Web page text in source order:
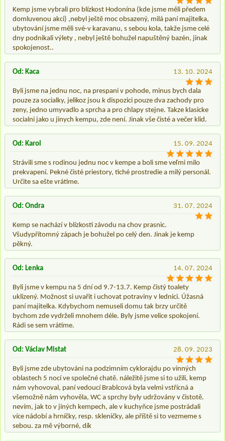
Kemp jsme vybrali pro blízkost Hodonína (kde jsme měli předem
domluvenou akci) ,nebyl ještě moc obsazený, milá paní majitelka,
ubytování jsme měli své-v karavanu, s sebou kola, takže jsme celé
dny podnikali výlety , nebyl ještě bohužel napuštěný bazén, jinak
spokojenost..
13. 10. 2024
Od: Kaca
Byli jsme na jednu noc, na prespani v pohode, minus bych dala
pouze za socialky, jelikoz jsou k dispozici pouze dva zachody pro
zeny, jedno umyvadlo a sprcha a pro chlapy stejne. Takze klasicke
socialni jako u jinych kempu, zde není. Jinak vše čisté a večer klid.
15. 09. 2024
Od: Karol
Strávili sme s rodinou jednu noc v kempe a boli sme veľmi milo
prekvapení. Pekné čisté priestory, tiché prostredie a milý personál.
Určite sa ešte vrátime.
31. 07. 2024
Od: Ondra
Kemp se nachází v blízkosti závodu na chov prasnic.
Všudypřítomný zápach je bohužel po celý den. Jinak je kemp
pěkný.
14. 07. 2024
Od: Lenka
Byli jsme v kempu na 5 dní od 9.7-13.7. Kemp čistý toalety
uklizený. Možnost si uvařit i uchovat potraviny v lednici. Úžasná
paní majitelka. Kdybychom nemuseli domu tak brzy určitě
bychom zde vydrželi mnohem déle. Byly jsme velice spokojení.
Rádi se sem vrátíme.
28. 09. 2023
Od: Václav Mistat
Byli jsme zde ubytováni na podzimním cyklorajdu po vinných
oblastech 5 nocí ve společné chatě. náležitě jsme si to užili, kemp
nám vyhovoval, paní vedoucí Brablcová byla velmi vstřícná a
všemožně nám vyhověla, WC a sprchy byly udržovány v čistotě.
nevím, jak to v jiných kempech, ale v kuchyňce jsme postrádali
více nádobí a hrníčky, resp. skleničky, ale příště si to vezmeme s
sebou. za mě výborné, dík